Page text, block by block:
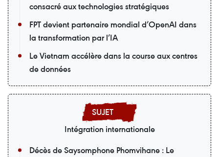
consacré aux technologies stratégiques
FPT devient partenaire mondial d’OpenAI dans
la transformation par l’IA
Le Vietnam accélère dans la course aux centres
de données
Intégration internationale
Décès de Saysomphone Phomvihane : Le